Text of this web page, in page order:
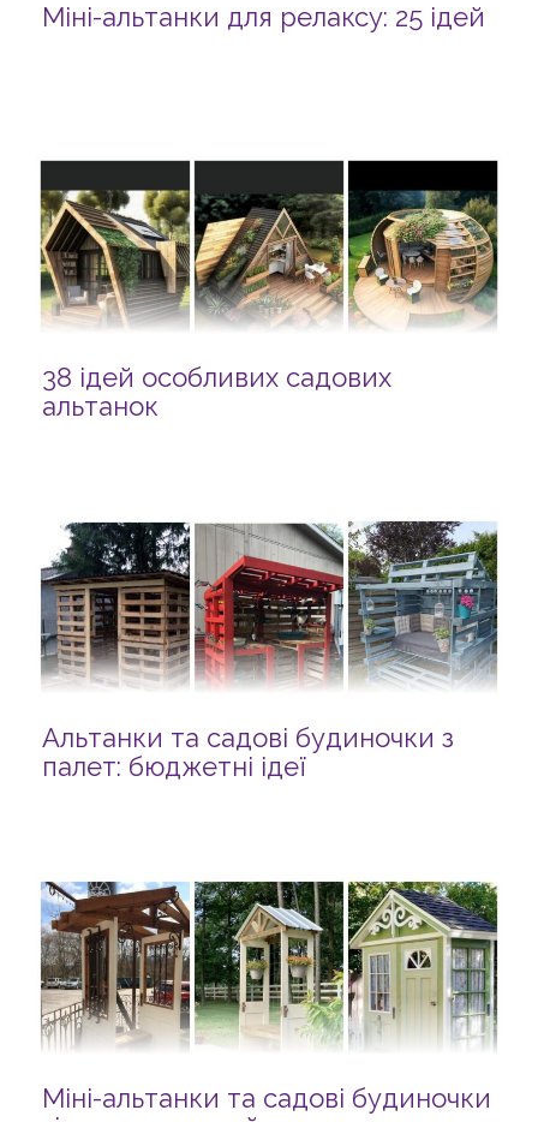
Міні-альтанки для релаксу: 25 ідей
38 ідей особливих садових
альтанок
Альтанки та садові будиночки з
палет: бюджетні ідеї
Міні-альтанки та садові будиночки